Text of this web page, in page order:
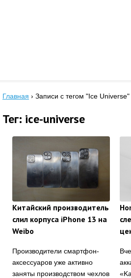
Главная › Записи с тегом "Ice Universe"
Тег: ice-universe
Китайский производитель
слил корпуса iPhone 13 на
Weibo
Производители смартфон-
аксессуаров уже активно
заняты производством чехлов